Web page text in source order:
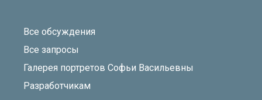
Все обсуждения
Все запросы
Галерея портретов Софьи Васильевны
Разработчикам